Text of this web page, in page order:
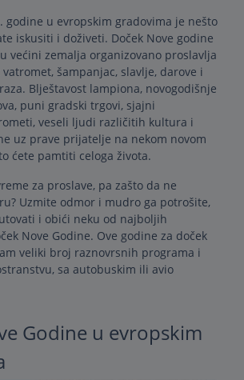
godine u evropskim gradovima je nešto
iskusiti i doživeti. Doček Nove godine
većini zemalja organizovano proslavlja
šampanjac, slavlje, darove i
Blještavost lampiona, novogodišnje
puni gradski trgovi, sjajni
veseli ljudi različitih kultura i
uz prave prijatelje na nekom novom
ćete pamtiti celoga života.
za proslave, pa zašto da ne
Uzmite odmor i mudro ga potrošite,
i obići neku od najboljih
Nove Godine. Ove godine za doček
veliki broj raznovrsnih programa i
sa autobuskim ili avio
Godine u evropskim